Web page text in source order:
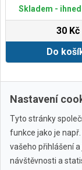
Skladem -
30 Kč
Do
Nastavení
Tyto stránky
funkce jako je
vašeho přihlášení
návštěvnosti a